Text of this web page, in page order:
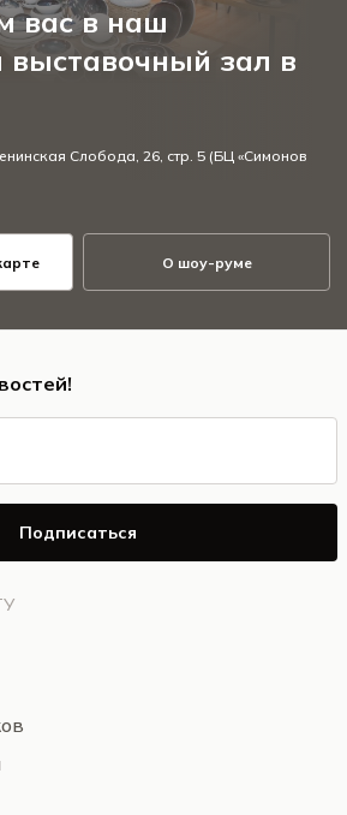
вас в наш
выставочный зал в
Слобода, 26, стр. 5 (БЦ «Симонов
О шоу-руме
Подписаться